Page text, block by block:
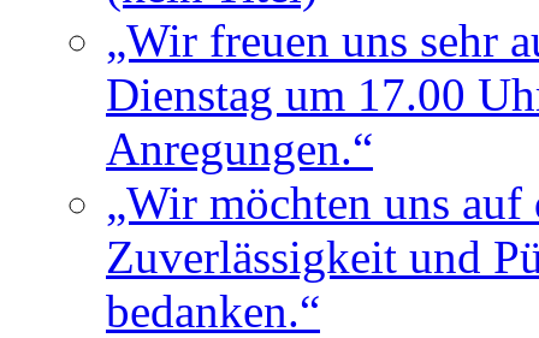
„Wir freuen uns sehr
Dienstag um 17.00
Anregungen.“
„Wir möchten uns
Zuverlässigkeit und
bedanken.“